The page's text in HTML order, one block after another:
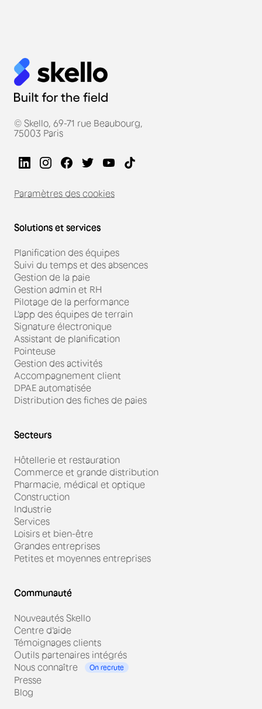
© Skello, 69-71 rue Beaubourg,
75003 Paris
Paramètres des cookies
Solutions et services
Planification des équipes
Suivi du temps et des absences
Gestion de la paie
Gestion admin et RH
Pilotage de la performance
L'app des équipes de terrain
Signature électronique
Assistant de planification
Pointeuse
Gestion des activités
Accompagnement client
DPAE automatisée
Distribution des fiches de paies
Secteurs
Hôtellerie et restauration
Commerce et grande distribution
Pharmacie, médical et optique
Construction
Industrie
Services
Loisirs et bien-être
Grandes entreprises
Petites et moyennes entreprises
Communauté
Nouveautés Skello
Centre d'aide
Témoignages clients
Outils partenaires intégrés
Nous connaître
On recrute
Presse
Blog